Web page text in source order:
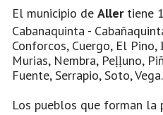
El municipio de Allertiene
Cabanaquinta -
Conforcos, Cuergo, El
Murias, Nembra, Peḷḷuno,
Fuente, Serrapio, Soto, Vega.
Los pueblos que forman la